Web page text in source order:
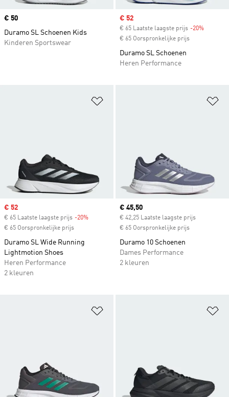
Price
€ 50
Duramo SL Schoenen Kids
Kinderen Sportswear
Sale price
€ 52
€ 65 Laatste laagste prijs -20%
€ 65 Oorspronkelijke prijs
Duramo SL Schoenen
Heren Performance
Sale price
€ 52
€ 65 Laatste laagste prijs -20%
€ 65 Oorspronkelijke prijs
Duramo SL Wide Running
Lightmotion Shoes
Heren Performance
2 kleuren
Current price
€ 45,50
€ 42,25 Laatste laagste prijs
€ 65 Oorspronkelijke prijs
Duramo 10 Schoenen
Dames Performance
2 kleuren